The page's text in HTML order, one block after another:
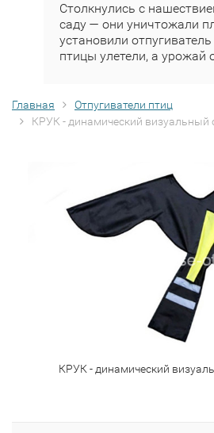
Столкнулись с
саду — они уничтожали
установили
птицы улетели, а урожай
Главная
Отпугиватели птиц
КРУК - динамический визуальный
КРУК - динамический